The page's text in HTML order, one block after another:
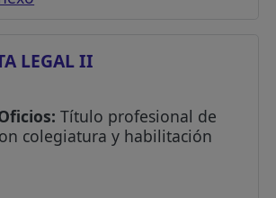
LEGAL II
Título profesional de
colegiatura y habilitación